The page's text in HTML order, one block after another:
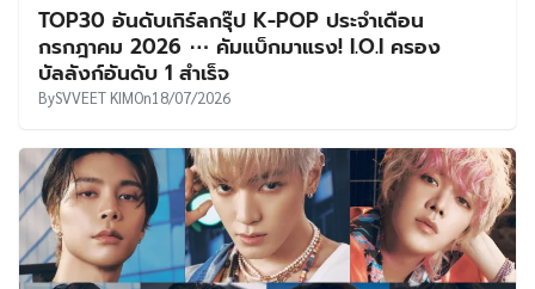
TOP30 อันดับเกิร์ลกรุ๊ป K-POP ประจำเดือน
กรกฎาคม 2026 ⋯ คัมแบ็กมาแรง! I.O.I ครอง
บัลลังก์อันดับ 1 สำเร็จ
BySVVEET KIMOn18/07/2026